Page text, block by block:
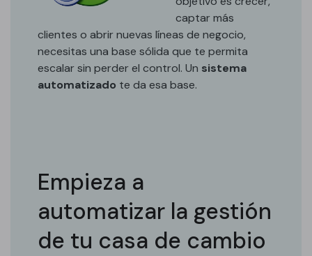
captar más
clientes o abrir nuevas líneas de negocio,
necesitas una base sólida que te permita
escalar sin perder el control. Un sistema
automatizado te da esa base.
Empieza a
automatizar la gestión
de tu casa de cambio